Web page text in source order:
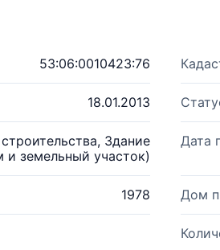
53:06:0010423:76
18.01.2013
Здание
земельный участок)
Дата
1978 Дом